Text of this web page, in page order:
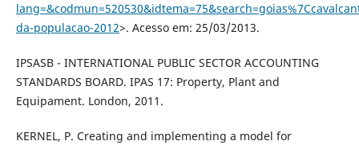
da-populacao-2012>. Acesso em: 25/03/2013.
IPSASB - INTERNATIONAL PUBLIC SECTOR ACCOUNTING
STANDARDS BOARD. IPAS 17: Property, Plant and
Equipament. London, 2011.
KERNEL, P. Creating and implementing a model for